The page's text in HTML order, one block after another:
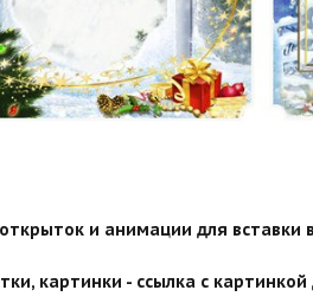
и анимации для вставки
картинки - ссылка с